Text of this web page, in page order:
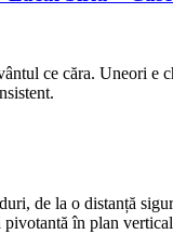
ce căra. Uneori e
de la o distanță
în plan